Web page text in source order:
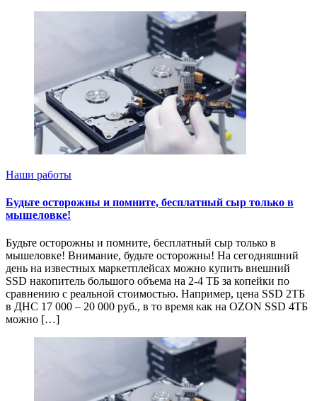
Наши работы
Будьте осторожны и помните, бесплатный сыр только в
мышеловке!
Будьте осторожны и помните, бесплатный сыр только в
мышеловке! Внимание, будьте осторожны! На сегодняшний
день на известных маркетплейсах можно купить внешний
SSD накопитель большого объема на 2-4 ТБ за копейки по
сравнению с реальной стоимостью. Например, цена SSD 2ТБ
в ДНС 17 000 – 20 000 руб., в то время как на OZON SSD 4ТБ
можно […]